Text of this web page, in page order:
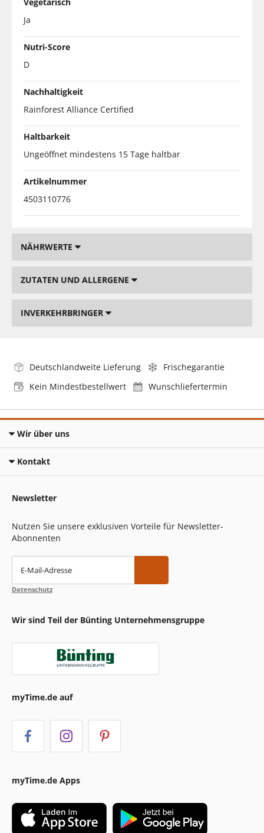
Ja
Nutri-Score
D
Nachhaltigkeit
Rainforest Alliance Certified
Haltbarkeit
Ungeöffnet mindestens 15 Tage haltbar
Artikelnummer
4503110776
NÄHRWERTE
ZUTATEN UND ALLERGENE
INVERKEHRBRINGER
Deutschlandweite Lieferung
Frischegarantie
Kein Mindestbestellwert
Wunschliefertermin
Wir über uns
Kontakt
Newsletter
Nutzen Sie unsere exklusiven Vorteile für Newsletter-
Abonnenten
E-Mail-Adresse
Datenschutz
Wir sind Teil der Bünting Unternehmensgruppe
myTime.de auf
myTime.de Apps